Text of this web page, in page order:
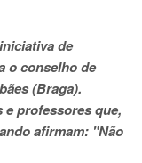
de
o conselho de
(Braga).
professores que,
afirmam: "Não